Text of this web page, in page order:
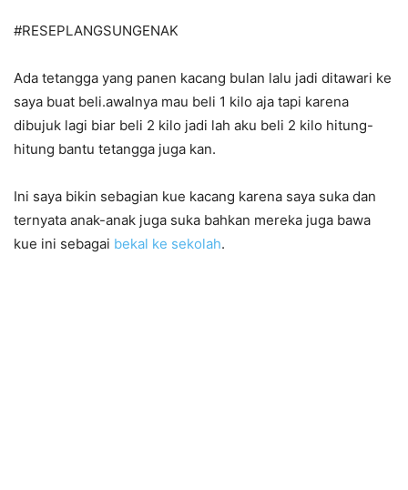
#RESEPLANGSUNGENAK
Ada tetangga yang panen kacang bulan lalu jadi ditawari ke
saya buat beli.awalnya mau beli 1 kilo aja tapi karena
dibujuk lagi biar beli 2 kilo jadi lah aku beli 2 kilo hitung-
hitung bantu tetangga juga kan.
Ini saya bikin sebagian kue kacang karena saya suka dan
ternyata anak-anak juga suka bahkan mereka juga bawa
kue ini sebagai bekal ke sekolah.